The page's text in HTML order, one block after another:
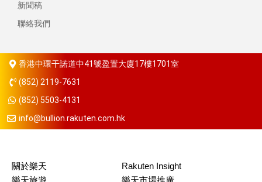
新聞稿
聯絡我們
香港中環干諾道中41號盈置大廈17樓1701室
(852) 2119-7631
(852) 5503-4131
info@bullion.rakuten.com.hk
關於樂天
Rakuten Insight